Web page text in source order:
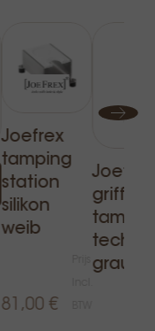
Joefrex
tamping
station
silikon
weib
81,00 €
Joefrex
griff
tamper
technik
grau